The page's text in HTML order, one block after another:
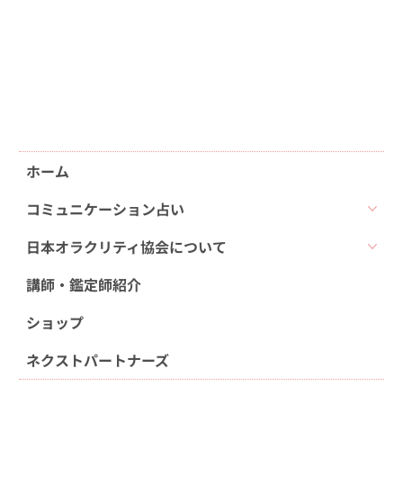
ホーム
コミュニケーション占い
日本オラクリティ協会について
講師・鑑定師紹介
ショップ
ネクストパートナーズ